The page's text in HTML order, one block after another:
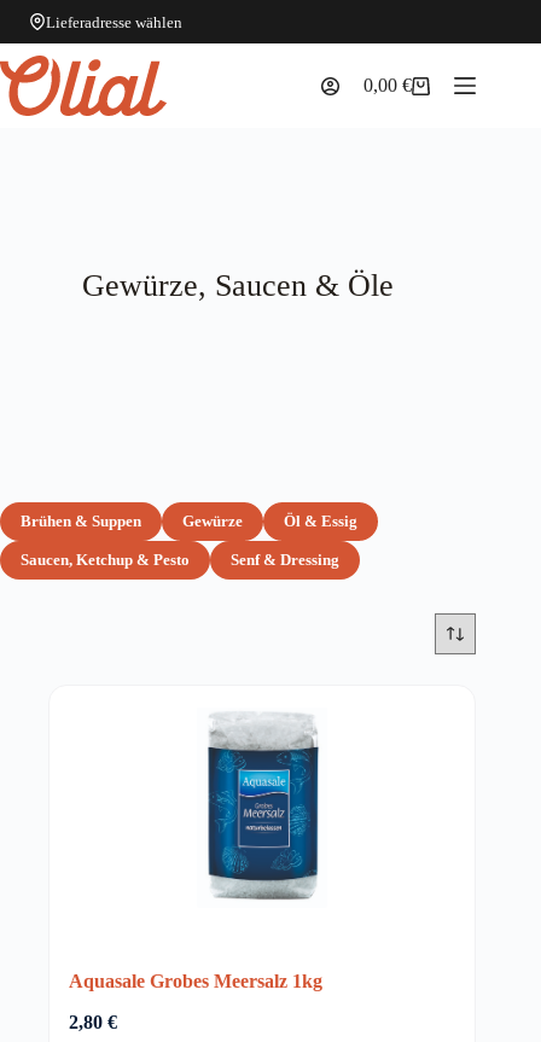
Lieferadresse wählen
Zum
Inhalt
springen
Warenkorb
0,00€
Gewürze, Saucen & Öle
Brühen & Suppen Gewürze Öl & Essig
Saucen, Ketchup & Pesto Senf & Dressing
Aquasale Grobes Meersalz 1kg
2,80 €